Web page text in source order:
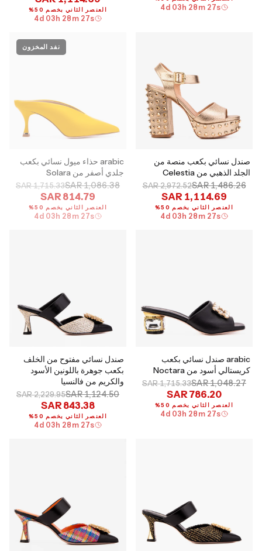
4d 03 h 28 m 26s العنصر الثاني بخصم 50%
4d 03 h 28 m 26s
صندل نسائي بكعب منصة من
الجلد الذهبي من Celestia
SAR 1,486.26
SAR 2,972.52
SAR 1,114.69
العنصر الثاني بخصم 50%
4d 03 h 28 m 26s
نفد المخزون
arabic حذاء ميول نسائي بكعب
جلدي أصفر من Solara
SAR 1,086.38
SAR 1,715.33
SAR 814.79
العنصر الثاني بخصم 50%
4d 03 h 28 m 26s
arabic صندل نسائي بكعب
كريستالي أسود من Noctara
SAR 1,048.27
SAR 1,715.33
SAR 786.20
العنصر الثاني بخصم 50%
4d 03 h 28 m 26s
صندل نسائي مفتوح من الخلف
بكعب جوهرة باللونين الأسود
والكريم من فالنسيا
SAR 1,124.50
SAR 2,229.95
SAR 843.38
العنصر الثاني بخصم 50%
4d 03 h 28 m 26s